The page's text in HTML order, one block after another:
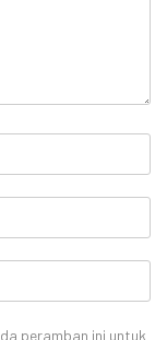
peramban ini untuk